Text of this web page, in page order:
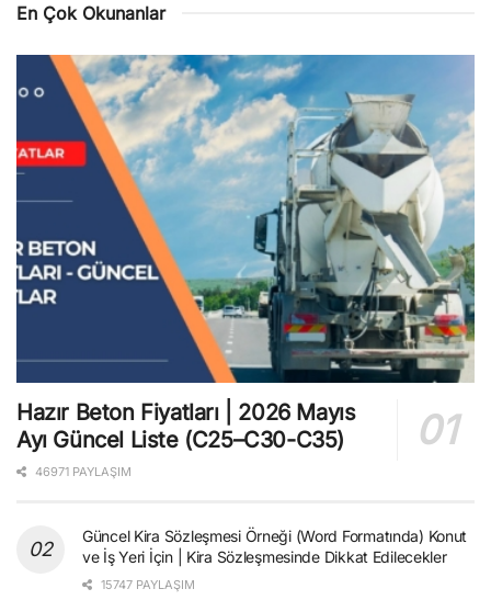
En Çok Okunanlar
Hazır Beton Fiyatları | 2026 Mayıs
Ayı Güncel Liste (C25–C30-C35)
46971 PAYLAŞIM
Güncel Kira Sözleşmesi Örneği (Word Formatında) Konut
ve İş Yeri İçin | Kira Sözleşmesinde Dikkat Edilecekler
15747 PAYLAŞIM